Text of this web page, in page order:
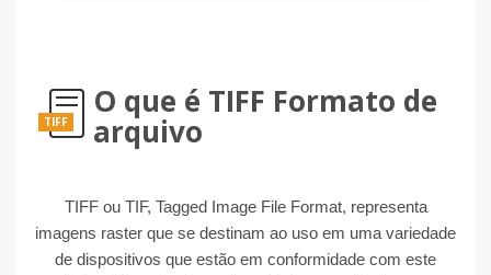
TIFF
O que é TIFF Formato de
arquivo
TIFF ou TIF, Tagged Image File Format, representa
imagens raster que se destinam ao uso em uma variedade
de dispositivos que estão em conformidade com este